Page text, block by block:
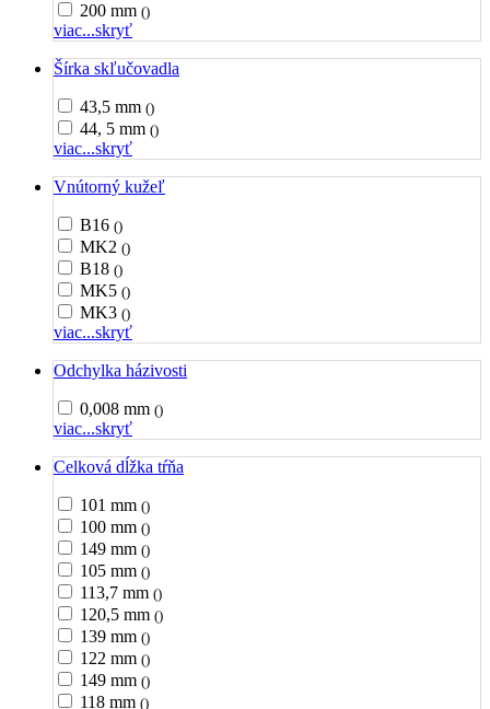
200 mm ()
viac...skryť
Šírka skľučovadla
43,5 mm ()
44, 5 mm ()
viac...skryť
Vnútorný kužeľ
B16 ()
MK2 ()
B18 ()
MK5 ()
MK3 ()
viac...skryť
Odchylka házivosti
0,008 mm ()
viac...skryť
Celková dĺžka tŕňa
101 mm ()
100 mm ()
149 mm ()
105 mm ()
113,7 mm ()
120,5 mm ()
139 mm ()
122 mm ()
149 mm ()
118 mm ()